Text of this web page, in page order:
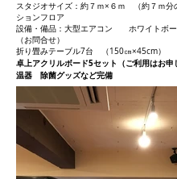
スタジオサイズ：約７ｍ×６ｍ （約７ｍ
ションフロア
設備・備品：大型エアコン ホワイトボ
（お問合せ）
折り畳みテーブル7台 （150㎝×45cm）
卓上アクリルボード5セット（ご利用はお申
温器 除菌グッズなど完備